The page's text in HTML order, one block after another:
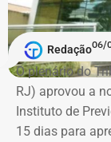
Em documento
Brasil, Alex
Melim Corretora
setor de
Redação06/
O plenário do
RJ) aprovou a
Instituto de
15 dias para